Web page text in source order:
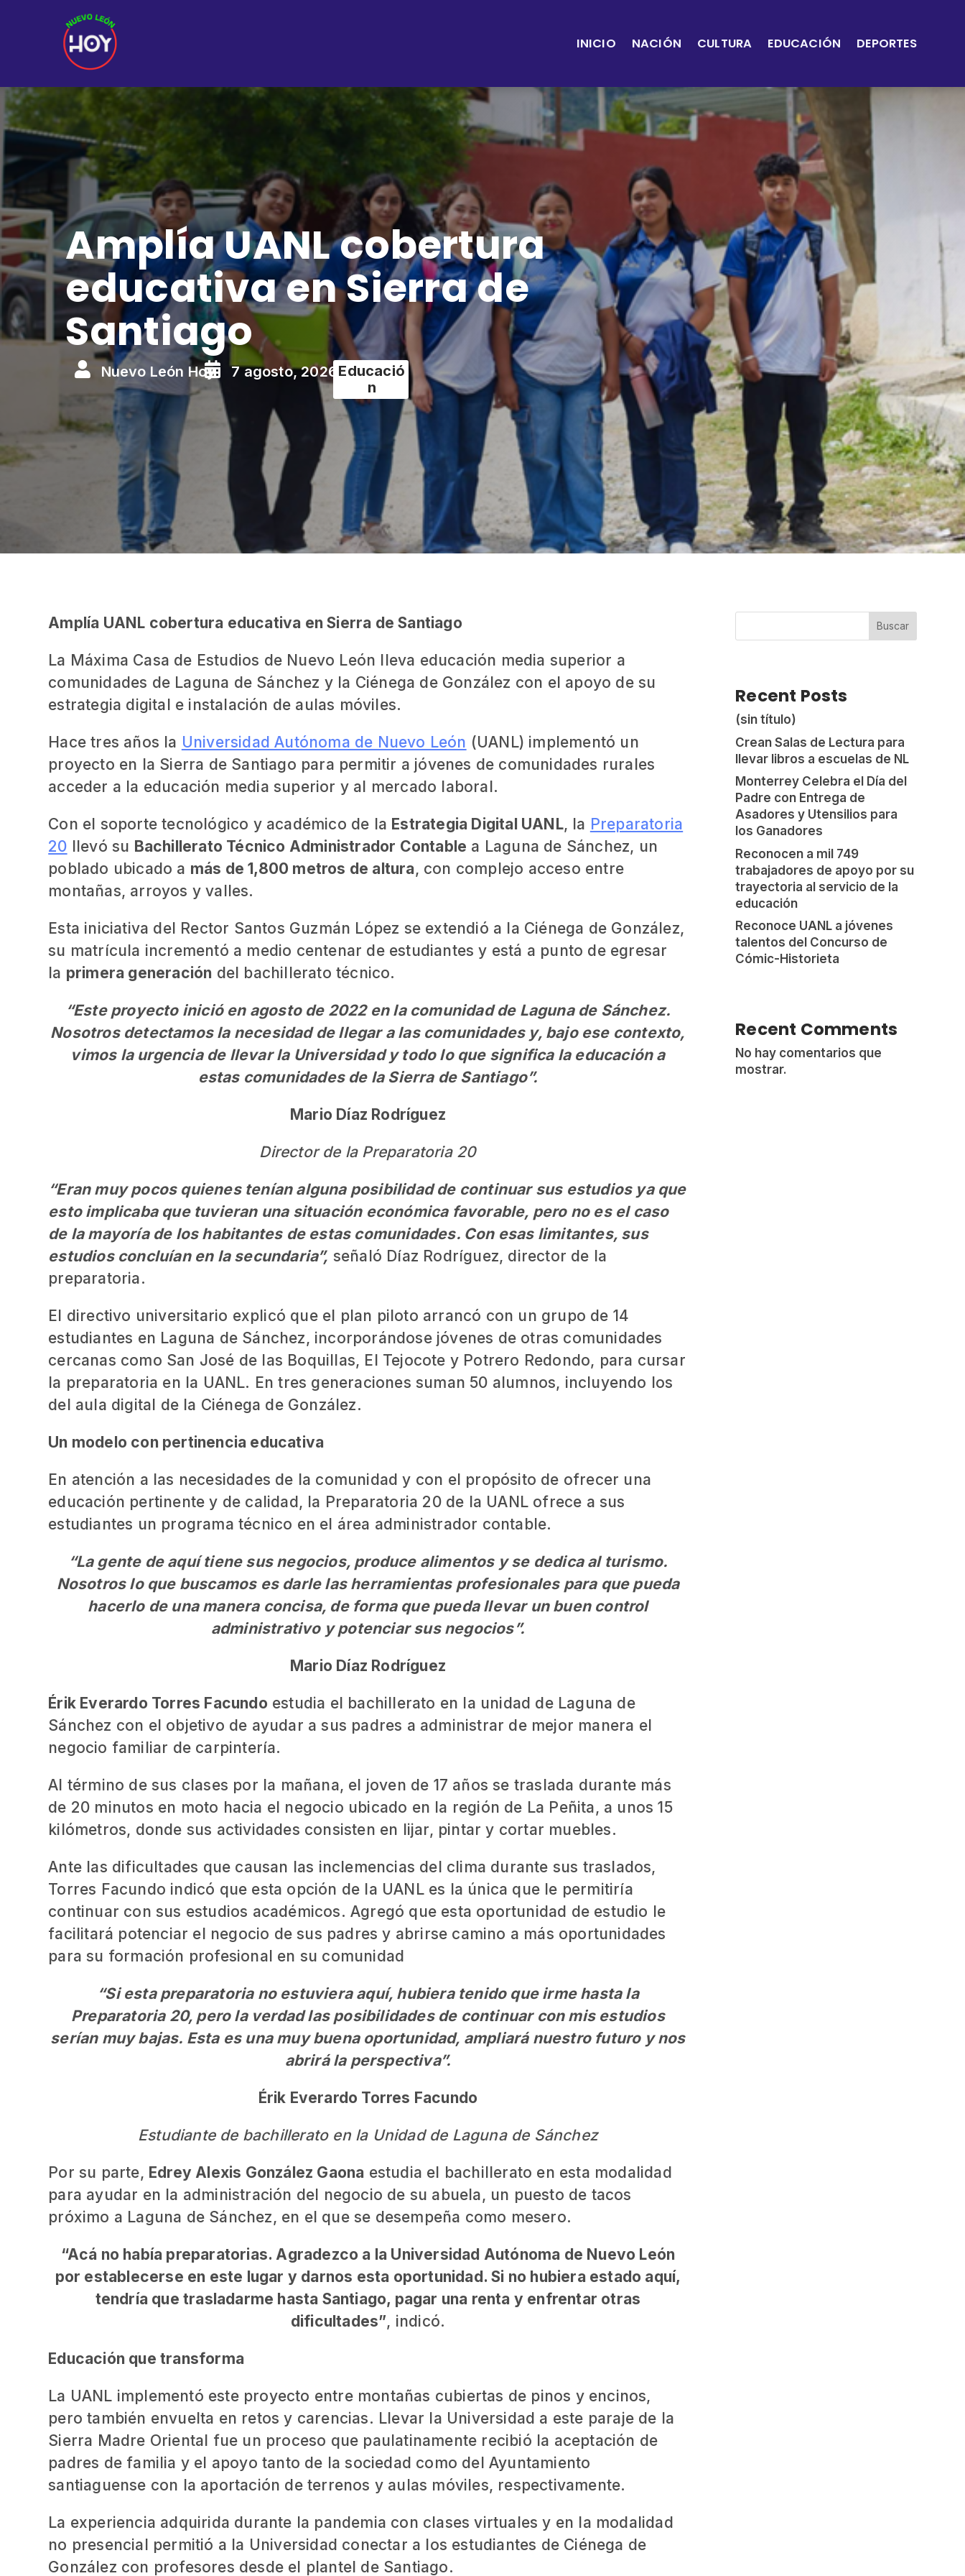
INICIO NACIÓN CULTURA EDUCACIÓN DEPORTES
Amplía UANL cobertura
educativa en Sierra de
Santiago
 Nuevo León Hoy
 7 agosto, 2026 Educació
n
Amplía UANL cobertura educativa en Sierra de Santiago
La Máxima Casa de Estudios de Nuevo León lleva educación media superior a
comunidades de Laguna de Sánchez y la Ciénega de González con el apoyo de su
estrategia digital e instalación de aulas móviles.
Hace tres años la Universidad Autónoma de Nuevo León (UANL) implementó un
proyecto en la Sierra de Santiago para permitir a jóvenes de comunidades rurales
acceder a la educación media superior y al mercado laboral.
Con el soporte tecnológico y académico de la Estrategia Digital UANL, la Preparatoria
20 llevó su Bachillerato Técnico Administrador Contable a Laguna de Sánchez, un
poblado ubicado a más de 1,800 metros de altura, con complejo acceso entre
montañas, arroyos y valles.
Esta iniciativa del Rector Santos Guzmán López se extendió a la Ciénega de González,
su matrícula incrementó a medio centenar de estudiantes y está a punto de egresar
la primera generación del bachillerato técnico.
“Este proyecto inició en agosto de 2022 en la comunidad de Laguna de Sánchez.
Nosotros detectamos la necesidad de llegar a las comunidades y, bajo ese contexto,
vimos la urgencia de llevar la Universidad y todo lo que significa la educación a
estas comunidades de la Sierra de Santiago”.
Mario Díaz Rodríguez
Director de la Preparatoria 20
“Eran muy pocos quienes tenían alguna posibilidad de continuar sus estudios ya que
esto implicaba que tuvieran una situación económica favorable, pero no es el caso
de la mayoría de los habitantes de estas comunidades. Con esas limitantes, sus
estudios concluían en la secundaria”, señaló Díaz Rodríguez, director de la
preparatoria.
El directivo universitario explicó que el plan piloto arrancó con un grupo de 14
estudiantes en Laguna de Sánchez, incorporándose jóvenes de otras comunidades
cercanas como San José de las Boquillas, El Tejocote y Potrero Redondo, para cursar
la preparatoria en la UANL. En tres generaciones suman 50 alumnos, incluyendo los
del aula digital de la Ciénega de González.
Un modelo con pertinencia educativa
En atención a las necesidades de la comunidad y con el propósito de ofrecer una
educación pertinente y de calidad, la Preparatoria 20 de la UANL ofrece a sus
estudiantes un programa técnico en el área administrador contable.
“La gente de aquí tiene sus negocios, produce alimentos y se dedica al turismo.
Nosotros lo que buscamos es darle las herramientas profesionales para que pueda
hacerlo de una manera concisa, de forma que pueda llevar un buen control
administrativo y potenciar sus negocios”.
Mario Díaz Rodríguez
Érik Everardo Torres Facundo estudia el bachillerato en la unidad de Laguna de
Sánchez con el objetivo de ayudar a sus padres a administrar de mejor manera el
negocio familiar de carpintería.
Al término de sus clases por la mañana, el joven de 17 años se traslada durante más
de 20 minutos en moto hacia el negocio ubicado en la región de La Peñita, a unos 15
kilómetros, donde sus actividades consisten en lijar, pintar y cortar muebles.
Ante las dificultades que causan las inclemencias del clima durante sus traslados,
Torres Facundo indicó que esta opción de la UANL es la única que le permitiría
continuar con sus estudios académicos. Agregó que esta oportunidad de estudio le
facilitará potenciar el negocio de sus padres y abrirse camino a más oportunidades
para su formación profesional en su comunidad
“Si esta preparatoria no estuviera aquí, hubiera tenido que irme hasta la
Preparatoria 20, pero la verdad las posibilidades de continuar con mis estudios
serían muy bajas. Esta es una muy buena oportunidad, ampliará nuestro futuro y nos
abrirá la perspectiva”.
Érik Everardo Torres Facundo
Estudiante de bachillerato en la Unidad de Laguna de Sánchez
Por su parte, Edrey Alexis González Gaona estudia el bachillerato en esta modalidad
para ayudar en la administración del negocio de su abuela, un puesto de tacos
próximo a Laguna de Sánchez, en el que se desempeña como mesero.
“Acá no había preparatorias. Agradezco a la Universidad Autónoma de Nuevo León
por establecerse en este lugar y darnos esta oportunidad. Si no hubiera estado aquí,
tendría que trasladarme hasta Santiago, pagar una renta y enfrentar otras
dificultades”, indicó.
Educación que transforma
La UANL implementó este proyecto entre montañas cubiertas de pinos y encinos,
pero también envuelta en retos y carencias. Llevar la Universidad a este paraje de la
Sierra Madre Oriental fue un proceso que paulatinamente recibió la aceptación de
padres de familia y el apoyo tanto de la sociedad como del Ayuntamiento
santiaguense con la aportación de terrenos y aulas móviles, respectivamente.
La experiencia adquirida durante la pandemia con clases virtuales y en la modalidad
no presencial permitió a la Universidad conectar a los estudiantes de Ciénega de
González con profesores desde el plantel de Santiago.
Buscar
Recent Posts
(sin título)
Crean Salas de Lectura para
llevar libros a escuelas de NL
Monterrey Celebra el Día del
Padre con Entrega de
Asadores y Utensilios para
los Ganadores
Reconocen a mil 749
trabajadores de apoyo por su
trayectoria al servicio de la
educación
Reconoce UANL a jóvenes
talentos del Concurso de
Cómic-Historieta
Recent Comments
No hay comentarios que
mostrar.